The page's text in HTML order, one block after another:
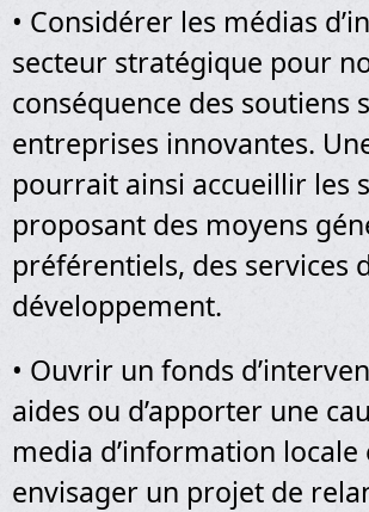
• Considérer les médias
secteur stratégique pour
conséquence des
entreprises innovantes.
pourrait ainsi accueillir les
proposant des moyens
préférentiels, des services
développement.
• Ouvrir un fonds
aides ou d’apporter une
media d’information
envisager un projet de